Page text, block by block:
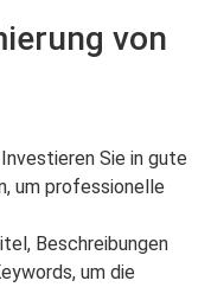
von
Sie in gute
um professionelle
Beschreibungen
um die